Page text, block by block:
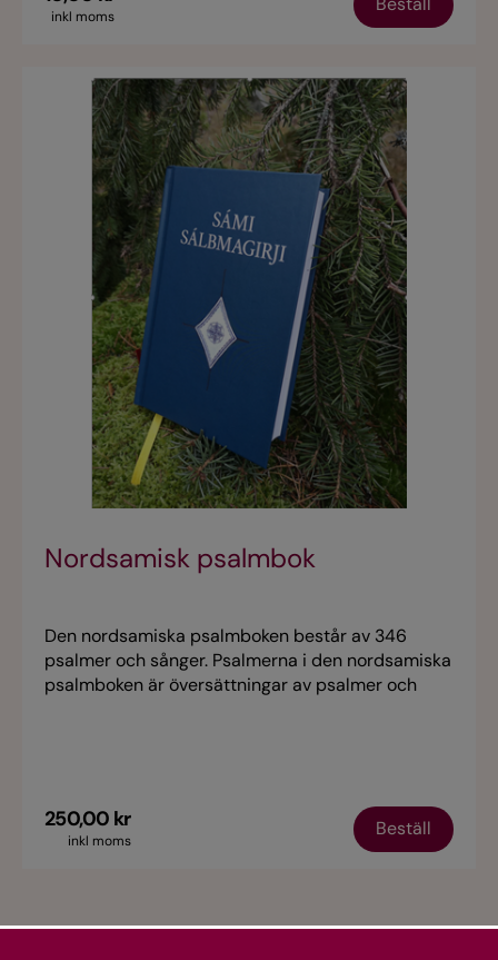
inkl moms
Nordsamisk psalmbok
Den nordsamiska psalmboken består av 346
psalmer och sånger. Psalmerna i den nordsamiska
psalmboken är översättningar av psalmer och
250,00 kr
inkl moms
Beställ